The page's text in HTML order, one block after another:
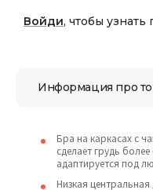
Войди, чтобы
Информация про
Бра на каркасах с
сделает грудь
адаптируется под
Низкая